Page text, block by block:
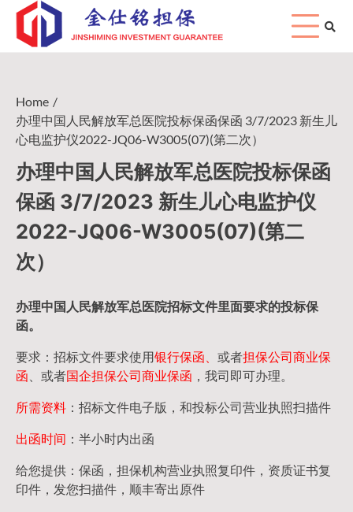
Skip
content
Home
办理中国人民解放军总医院投标保函保函 3/7/2023 新生儿
心电监护仪2022-JQ06-W3005(07)(第二次）
办理中国人民解放军总医院投标保函
保函 3/7/2023 新生儿心电监护仪
2022-JQ06-W3005(07)(第二
次）
办理中国人民解放军总医院招标文件里面要求的投标保
函。
要求：招标文件要求使用银行保函、 或者担保公司商业保
函 、或者国企担保公司商业保函 ，我司即可办理。
所需资料 ：招标文件电子版，和投标公司营业执照扫描件
出函时间 ：半小时内出函
给您提供：保函，担保机构营业执照复印件，资质证书复
印件，发您扫描件，顺丰寄出原件